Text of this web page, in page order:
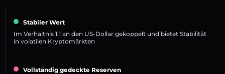
Stabiler Wert
Im Verhältnis 1:1 an den US-Dollar gekoppelt und bietet Stabilität
in volatilen Kryptomärkten
Vollständig gedeckte Reserven